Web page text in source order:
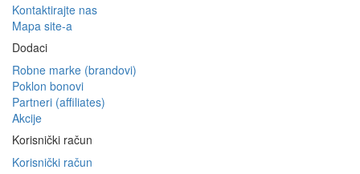
Kontaktirajte nas
Mapa site-a
Dodaci
Robne marke (brandovi)
Poklon bonovi
Partneri (affiliates)
Akcije
Korisnički račun
Korisnički račun